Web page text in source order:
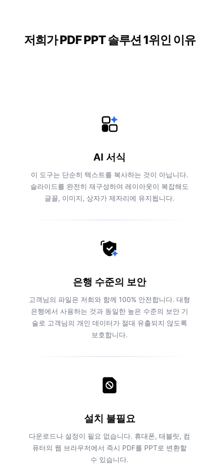
저희가 PDF PPT 솔루션 1위인 이유
AI 서식
이 도구는 단순히 텍스트를 복사하는 것이 아닙니다.
슬라이드를 완전히 재구성하여 레이아웃이 복잡해도
글꼴, 이미지, 상자가 제자리에 유지됩니다.
은행 수준의 보안
고객님의 파일은 저희와 함께 100% 안전합니다. 대형
은행에서 사용하는 것과 동일한 높은 수준의 보안 기
술로 고객님의 개인 데이터가 절대 유출되지 않도록
보호합니다.
설치 불필요
다운로드나 설정이 필요 없습니다. 휴대폰, 태블릿, 컴
퓨터의 웹 브라우저에서 즉시 PDF를 PPT로 변환할
수 있습니다.